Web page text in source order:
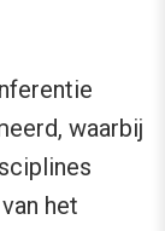
waarbij
het